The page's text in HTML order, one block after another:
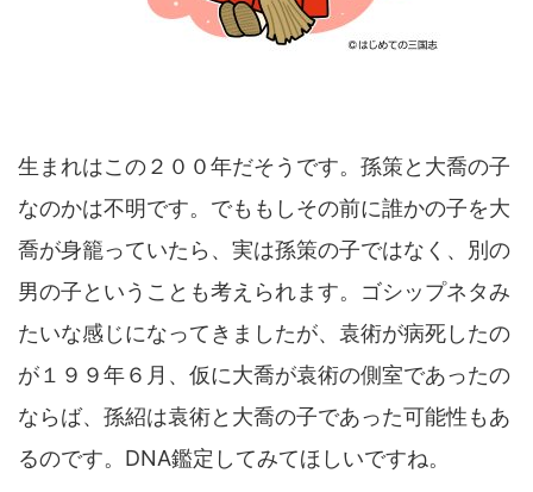
生まれはこの２００年だそうです。孫策と大喬の子
なのかは不明です。でももしその前に誰かの子を大
喬が身籠っていたら、実は孫策の子ではなく、別の
男の子ということも考えられます。ゴシップネタみ
たいな感じになってきましたが、袁術が病死したの
が１９９年６月、仮に大喬が袁術の側室であったの
ならば、孫紹は袁術と大喬の子であった可能性もあ
るのです。DNA鑑定してみてほしいですね。